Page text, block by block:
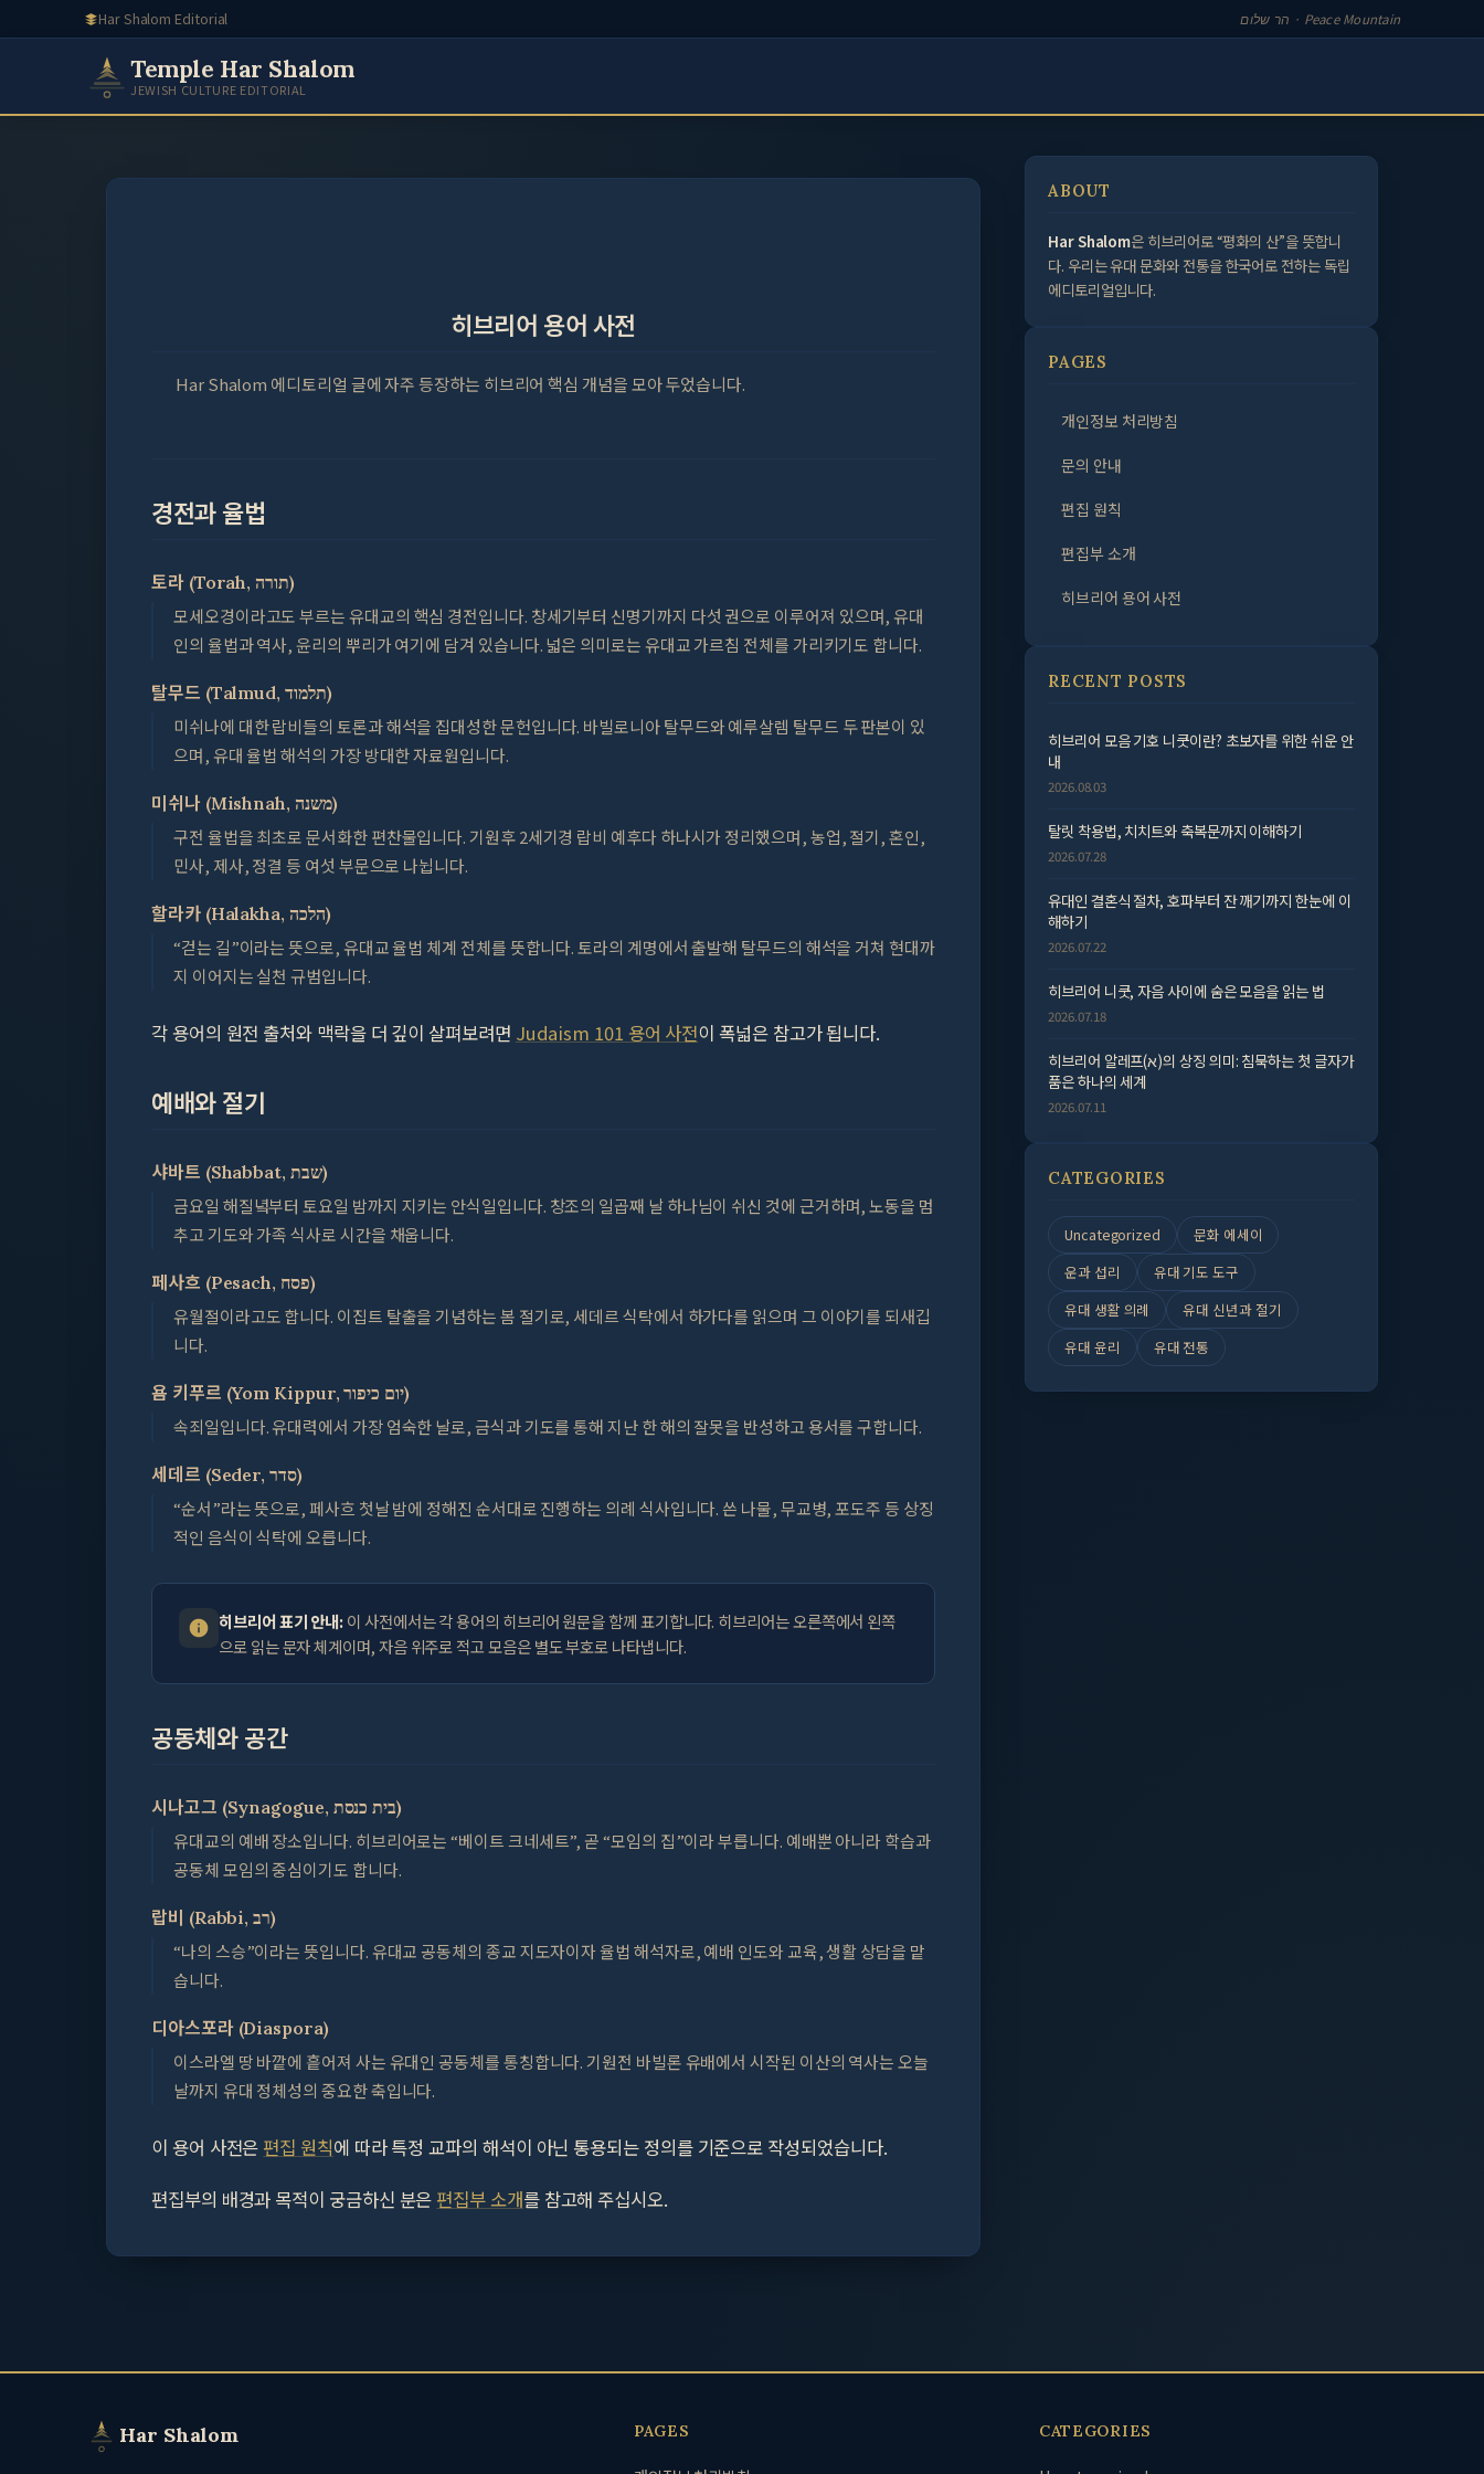
to
Har Shalom Editorial הר שלום · Peace Mountain
Temple Har Shalom
JEWISH CULTURE EDITORIAL
히브리어 용어 사전
Har Shalom 에디토리얼 글에 자주 등장하는 히브리어 핵심 개념을 모아 두었습니다.
경전과 율법
토라 (Torah, תורה)
모세오경이라고도 부르는 유대교의 핵심 경전입니다. 창세기부터 신명기까지 다섯 권으로 이루어져 있으며, 유대
인의 율법과 역사, 윤리의 뿌리가 여기에 담겨 있습니다. 넓은 의미로는 유대교 가르침 전체를 가리키기도 합니다.
탈무드 (Talmud, תלמוד)
미쉬나에 대한 랍비들의 토론과 해석을 집대성한 문헌입니다. 바빌로니아 탈무드와 예루살렘 탈무드 두 판본이 있
으며, 유대 율법 해석의 가장 방대한 자료원입니다.
미쉬나 (Mishnah, משנה)
구전 율법을 최초로 문서화한 편찬물입니다. 기원후 2세기경 랍비 예후다 하나시가 정리했으며, 농업, 절기, 혼인,
민사, 제사, 정결 등 여섯 부문으로 나뉩니다.
할라카 (Halakha, הלכה)
“걷는 길”이라는 뜻으로, 유대교 율법 체계 전체를 뜻합니다. 토라의 계명에서 출발해 탈무드의 해석을 거쳐 현대까
지 이어지는 실천 규범입니다.
각 용어의 원전 출처와 맥락을 더 깊이 살펴보려면 Judaism 101 용어 사전이 폭넓은 참고가 됩니다.
예배와 절기
샤바트 (Shabbat, שבת)
금요일 해질녘부터 토요일 밤까지 지키는 안식일입니다. 창조의 일곱째 날 하나님이 쉬신 것에 근거하며, 노동을 멈
추고 기도와 가족 식사로 시간을 채웁니다.
페사흐 (Pesach, פסח)
유월절이라고도 합니다. 이집트 탈출을 기념하는 봄 절기로, 세데르 식탁에서 하가다를 읽으며 그 이야기를 되새깁
니다.
욤 키푸르 (Yom Kippur, יום כיפור)
속죄일입니다. 유대력에서 가장 엄숙한 날로, 금식과 기도를 통해 지난 한 해의 잘못을 반성하고 용서를 구합니다.
세데르 (Seder, סדר)
“순서”라는 뜻으로, 페사흐 첫날 밤에 정해진 순서대로 진행하는 의례 식사입니다. 쓴 나물, 무교병, 포도주 등 상징
적인 음식이 식탁에 오릅니다.
히브리어 표기 안내:이 사전에서는 각 용어의 히브리어 원문을 함께 표기합니다. 히브리어는 오른쪽에서 왼쪽
으로 읽는 문자 체계이며, 자음 위주로 적고 모음은 별도 부호로 나타냅니다.
공동체와 공간
시나고그 (Synagogue, בית כנסת)
유대교의 예배 장소입니다. 히브리어로는 “베이트 크네세트”, 곧 “모임의 집”이라 부릅니다. 예배뿐 아니라 학습과
공동체 모임의 중심이기도 합니다.
랍비 (Rabbi, רב)
“나의 스승”이라는 뜻입니다. 유대교 공동체의 종교 지도자이자 율법 해석자로, 예배 인도와 교육, 생활 상담을 맡
습니다.
디아스포라 (Diaspora)
이스라엘 땅 바깥에 흩어져 사는 유대인 공동체를 통칭합니다. 기원전 바빌론 유배에서 시작된 이산의 역사는 오늘
날까지 유대 정체성의 중요한 축입니다.
이 용어 사전은 편집 원칙에 따라 특정 교파의 해석이 아닌 통용되는 정의를 기준으로 작성되었습니다.
편집부의 배경과 목적이 궁금하신 분은 편집부 소개를 참고해 주십시오.
ABOUT
Har Shalom은 히브리어로 “평화의 산”을 뜻합니
다. 우리는 유대 문화와 전통을 한국어로 전하는 독립
에디토리얼입니다.
PAGES
개인정보 처리방침
문의 안내
편집 원칙
편집부 소개
히브리어 용어 사전
RECENT POSTS
히브리어 모음 기호 니쿳이란? 초보자를 위한 쉬운 안
내
2026.08.03
탈릿 착용법, 치치트와 축복문까지 이해하기
2026.07.28
유대인 결혼식 절차, 호파부터 잔 깨기까지 한눈에 이
해하기
2026.07.22
히브리어 니쿳, 자음 사이에 숨은 모음을 읽는 법
2026.07.18
히브리어 알레프(א)의 상징 의미: 침묵하는 첫 글자가
품은 하나의 세계
2026.07.11
CATEGORIES
Uncategorized
문화 에세이
운과 섭리
유대 기도 도구
유대 생활 의례
유대 신년과 절기
유대 윤리
유대 전통
Har Shalom PAGES CATEGORIES